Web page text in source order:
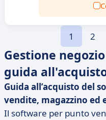
1 2
Gestione
guida
Guida all’acquisto del
vendite, magazzino ed
Il software per punto